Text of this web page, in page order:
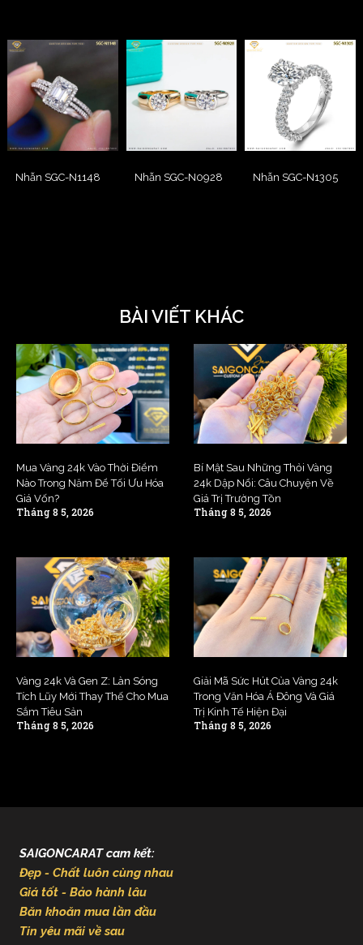
Nhẫn SGC-N1148 Nhẫn SGC-N0928 Nhẫn SGC-N1305
BÀI VIẾT KHÁC
Mua Vàng 24k Vào Thời Điểm
Nào Trong Năm Để Tối Ưu Hóa
Giá Vốn?
Tháng 8 5, 2026
Bí Mật Sau Những Thỏi Vàng
24k Dập Nổi: Câu Chuyện Về
Giá Trị Trường Tồn
Tháng 8 5, 2026
Vàng 24k Và Gen Z: Làn Sóng
Tích Lũy Mới Thay Thế Cho Mua
Sắm Tiêu Sản
Tháng 8 5, 2026
Giải Mã Sức Hút Của Vàng 24k
Trong Văn Hóa Á Đông Và Giá
Trị Kinh Tế Hiện Đại
Tháng 8 5, 2026
SAIGONCARAT cam kết:
Đẹp - Chất luôn cùng nhau
Giá tốt - Bảo hành lâu
Băn khoăn mua lần đầu
Tin yêu mãi về sau